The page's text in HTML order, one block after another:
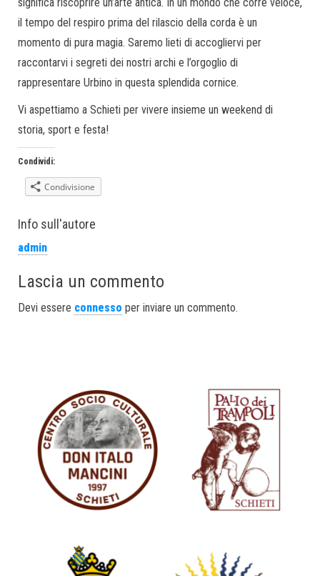
il tempo del respiro prima del rilascio della corda è un
momento di pura magia. Saremo lieti di accogliervi per
raccontarvi i segreti dei nostri archi e l’orgoglio di
rappresentare Urbino in questa splendida cornice.
Vi aspettiamo a Schieti per vivere insieme un weekend di
storia, sport e festa!
Condividi:
Condivisione
Info sull'autore
admin
Lascia un commento
Devi essere connesso per inviare un commento.